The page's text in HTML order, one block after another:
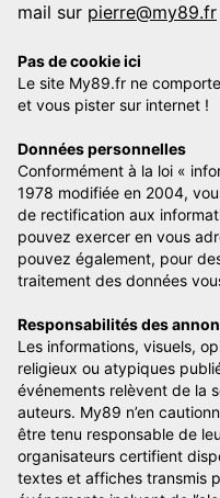
mail sur pierre@my89.fr
Pas de cookie ici
Le site My89.fr ne
et vous pister sur internet !
Données personnelles
Conformément à la loi «
1978 modifiée en 2004,
de rectification aux
pouvez exercer en vous
pouvez également, pour
traitement des données
Responsabilités des
Les informations, visuels,
religieux ou atypiques
événements relèvent de la
auteurs. My89 n’en
être tenu responsable de
organisateurs certifient
textes et affiches transmis